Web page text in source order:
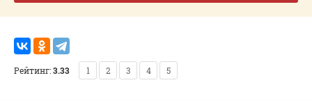
Рейтинг:3.33 1 2 3 4 5